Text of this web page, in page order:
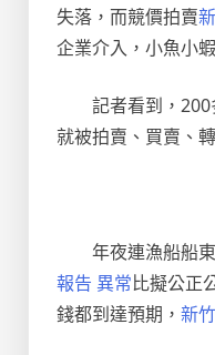
失落，而競價拍賣
企業介入，小魚小
記者看到，
就被拍賣、買賣、
年夜連漁船船
報告 異常比擬公正
錢都到達預期， 新